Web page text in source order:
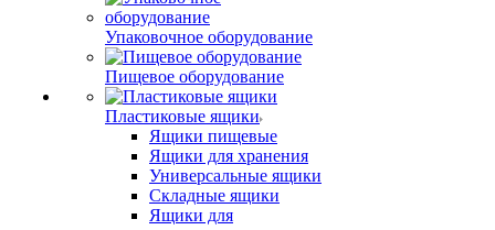
Упаковочное оборудование
Пищевое оборудование
Пластиковые ящики
Ящики пищевые
Ящики для хранения
Универсальные ящики
Складные ящики
Ящики для